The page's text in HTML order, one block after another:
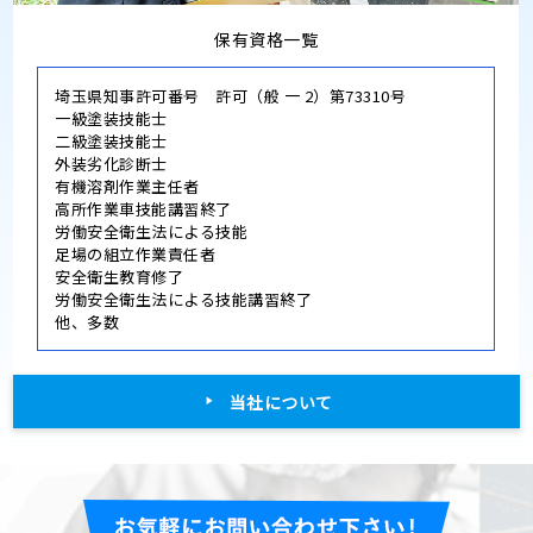
保有資格一覧
埼玉県知事許可番号 許可（般 一 2）第73310号
一級塗装技能士
二級塗装技能士
外装劣化診断士
有機溶剤作業主任者
高所作業車技能講習終了
労働安全衛生法による技能
足場の組立作業責任者
安全衛生教育修了
労働安全衛生法による技能講習終了
他、多数
当社について